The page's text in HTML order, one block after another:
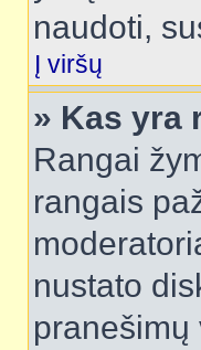
naudoti,
Į viršų
» Kas yra
Rangai
rangais
nustato
pranešimų